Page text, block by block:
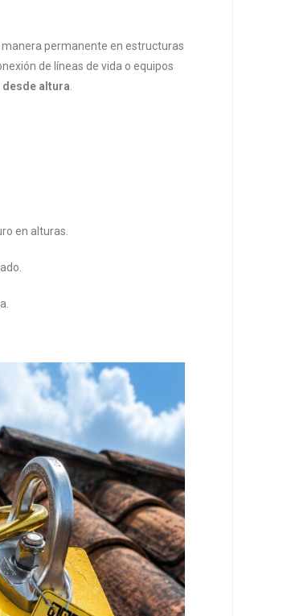
permanente en estructuras
de líneas de vida o equipos
altura
en alturas.